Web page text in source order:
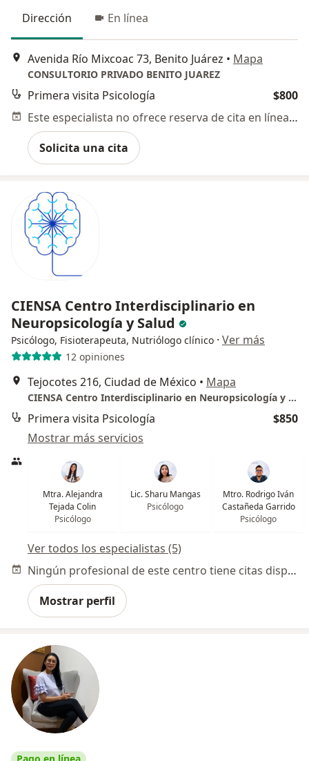
Dirección En línea
Avenida Río Mixcoac 73, Benito Juárez • Mapa
CONSULTORIO PRIVADO BENITO JUAREZ
Primera visita Psicología
$800
Este especialista no ofrece reserva de cita en línea en esta dirección.
Solicita una cita
CIENSA Centro Interdisciplinario en
Neuropsicología y Salud
Psicólogo, Fisioterapeuta, Nutriólogo clínico · Ver más
12 opiniones
Tejocotes 216, Ciudad de México • Mapa
CIENSA Centro Interdisciplinario en Neuropsicología y Salud
Primera visita Psicología
$850
Mostrar más servicios
Mtra. Alejandra
Tejada Colin
Psicólogo
Lic. Sharu Mangas
Psicólogo
Mtro. Rodrigo Iván
Castañeda Garrido
Psicólogo
Ver todos los especialistas (5)
Ningún profesional de este centro tiene citas disponibles
Mostrar perfil